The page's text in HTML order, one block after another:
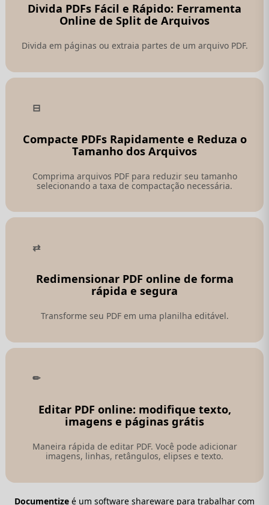
Divida PDFs Fácil e Rápido: Ferramenta
Online de Split de Arquivos
Divida em páginas ou extraia partes de um arquivo PDF.
Compacte PDFs Rapidamente e Reduza o
Tamanho dos Arquivos
Comprima arquivos PDF para reduzir seu tamanho
selecionando a taxa de compactação necessária.
Redimensionar PDF online de forma
rápida e segura
Transforme seu PDF em uma planilha editável.
Editar PDF online: modifique texto,
imagens e páginas grátis
Maneira rápida de editar PDF. Você pode adicionar
imagens, linhas, retângulos, elipses e texto.
Documentize é um software shareware para trabalhar com